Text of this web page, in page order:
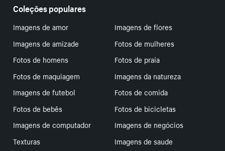
Coleções populares
Imagens de amor
Imagens de flores
Imagens de amizade
Fotos de mulheres
Fotos de homens
Fotos de praia
Fotos de maquiagem
Imagens da natureza
Imagens de futebol
Fotos de comida
Fotos de bebês
Fotos de bicicletas
Imagens de computador
Imagens de negócios
Texturas
Imagens de saude